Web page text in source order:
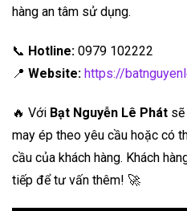
hàng an tâm sử dụng.
📞 Hotline: 0979 102222
📍 Website: https://
🔥 Với Bạt Nguyễn Lê Phát
may ép theo yêu cầu hoặc có
cầu của khách hàng. Khách
tiếp để tư vấn thêm! 🚀